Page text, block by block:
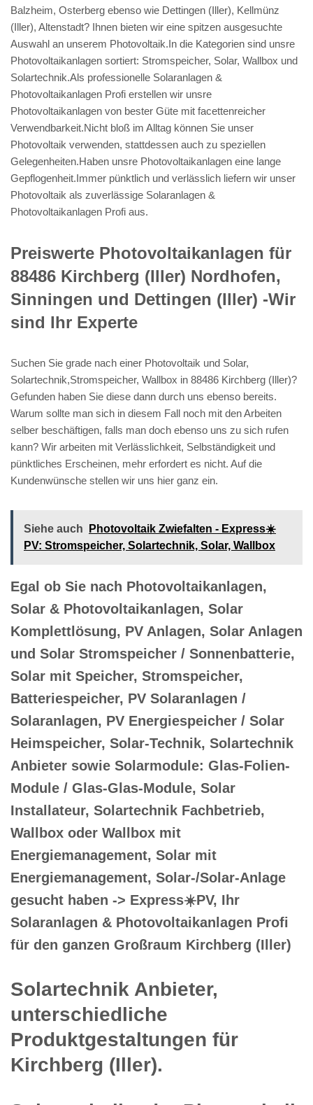
Balzheim, Osterberg ebenso wie Dettingen (Iller), Kellmünz
(Iller), Altenstadt? Ihnen bieten wir eine spitzen ausgesuchte
Auswahl an unserem Photovoltaik.In die Kategorien sind unsre
Photovoltaikanlagen sortiert: Stromspeicher, Solar, Wallbox und
Solartechnik.Als professionelle Solaranlagen &
Photovoltaikanlagen Profi erstellen wir unsre
Photovoltaikanlagen von bester Güte mit facettenreicher
Verwendbarkeit.Nicht bloß im Alltag können Sie unser
Photovoltaik verwenden, stattdessen auch zu speziellen
Gelegenheiten.Haben unsre Photovoltaikanlagen eine lange
Gepflogenheit.Immer pünktlich und verlässlich liefern wir unser
Photovoltaik als zuverlässige Solaranlagen &
Photovoltaikanlagen Profi aus.
Preiswerte Photovoltaikanlagen für
88486 Kirchberg (Iller) Nordhofen,
Sinningen und Dettingen (Iller) -Wir
sind Ihr Experte
Suchen Sie grade nach einer Photovoltaik und Solar,
Solartechnik,Stromspeicher, Wallbox in 88486 Kirchberg (Iller)?
Gefunden haben Sie diese dann durch uns ebenso bereits.
Warum sollte man sich in diesem Fall noch mit den Arbeiten
selber beschäftigen, falls man doch ebenso uns zu sich rufen
kann? Wir arbeiten mit Verlässlichkeit, Selbständigkeit und
pünktliches Erscheinen, mehr erfordert es nicht. Auf die
Kundenwünsche stellen wir uns hier ganz ein.
Siehe auch
Photovoltaik Zwiefalten - Express☀️
PV️: Stromspeicher, Solartechnik, Solar, Wallbox
Egal ob Sie nach Photovoltaikanlagen,
Solar & Photovoltaikanlagen, Solar
Komplettlösung, PV Anlagen, Solar Anlagen
und Solar Stromspeicher / Sonnenbatterie,
Solar mit Speicher, Stromspeicher,
Batteriespeicher, PV Solaranlagen /
Solaranlagen, PV Energiespeicher / Solar
Heimspeicher, Solar-Technik, Solartechnik
Anbieter sowie Solarmodule: Glas-Folien-
Module / Glas-Glas-Module, Solar
Installateur, Solartechnik Fachbetrieb,
Wallbox oder Wallbox mit
Energiemanagement, Solar mit
Energiemanagement, Solar-/Solar-Anlage
gesucht haben -> Express☀️PV️, Ihr
Solaranlagen & Photovoltaikanlagen Profi
für den ganzen Großraum Kirchberg (Iller)
Solartechnik Anbieter,
unterschiedliche
Produktgestaltungen für
Kirchberg (Iller).